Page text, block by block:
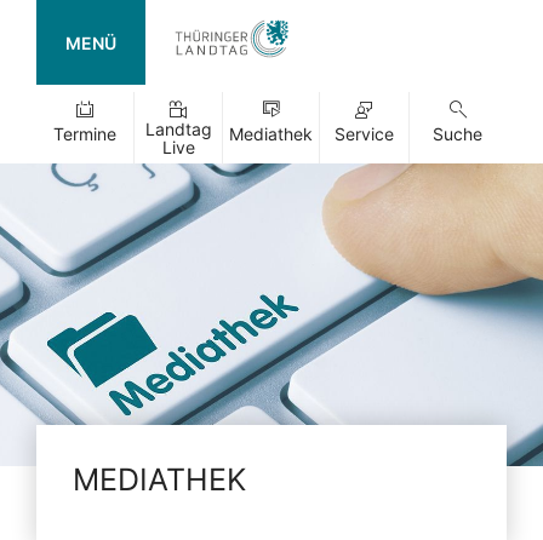
MENÜ
Termine
Landtag
Live
Mediathek Service Suche
MEDIATHEK